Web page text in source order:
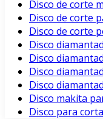
Disco de corte
Disco de corte
Disco de corte
Disco
Disco
Disco
Disco
Disco makita
Disco para